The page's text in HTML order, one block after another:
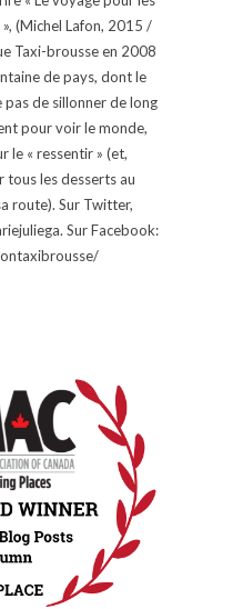
(Michel Lafon, 2015 /
Taxi-brousse en 2008
de pays, dont le
pas de sillonner de long
pour voir le monde,
le « ressentir » (et,
tous les desserts au
route). Sur Twitter,
Sur Facebook: